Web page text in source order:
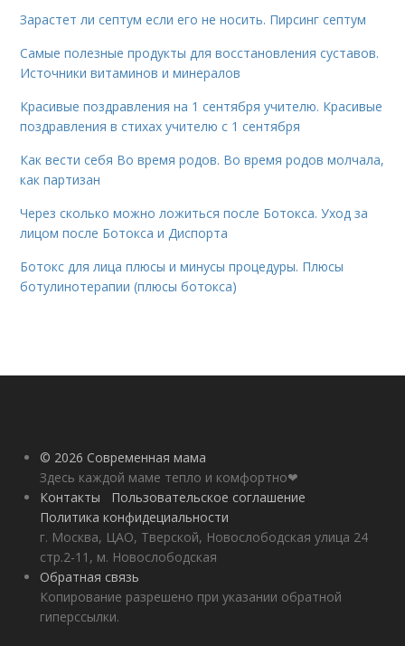
Зарастет ли септум если его не носить. Пирсинг септум
Самые полезные продукты для восстановления суставов.
Источники витаминов и минералов
Красивые поздравления на 1 сентября учителю. Красивые
поздравления в стихах учителю с 1 сентября
Как вести себя Во время родов. Во время родов молчала,
как партизан
Через сколько можно ложиться после Ботокса. Уход за
лицом после Ботокса и Диспорта
Ботокс для лица плюсы и минусы процедуры. Плюсы
ботулинотерапии (плюсы ботокса)
© 2026 Современная мама
Здесь каждой маме тепло и комфортно❤
Контакты
Пользовательское соглашение
Политика конфидециальности
г. Москва, ЦАО, Тверской, Новослободская улица 24
стр.2-11, м. Новослободская
Обратная связь
Копирование разрешено при указании обратной
гиперссылки.